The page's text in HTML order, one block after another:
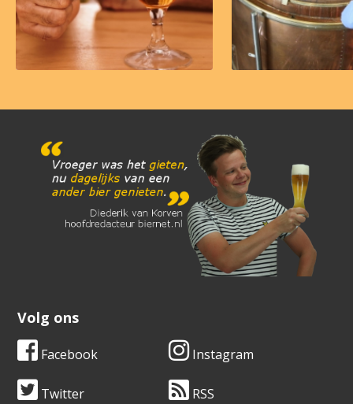
Volg ons
Facebook Instagram
Twitter RSS